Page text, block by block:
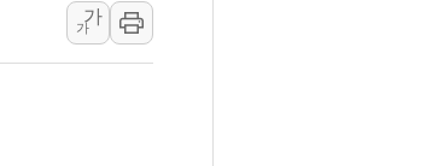
연일 폭염에 온열질환 사망 23명…정부, 비상대응기구 가동
中 전방위 아파트 부양, 수도 베이징도 부동산 규제 철폐
가
가